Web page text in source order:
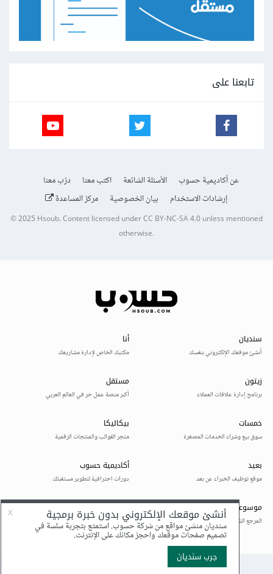
تابعنا على
عن أكاديمية حسوب الأسئلة الشائعة اكتب معنا
درّب معنا
إرشادات الاستخدام
بيان الخصوصية مركز المساعدة
© 2025Hsoub.Content licensed underCC BY-NC-SA 4.0unless mentioned
otherwise.